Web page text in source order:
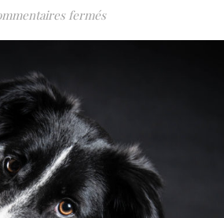
ferméssur Préparer sa